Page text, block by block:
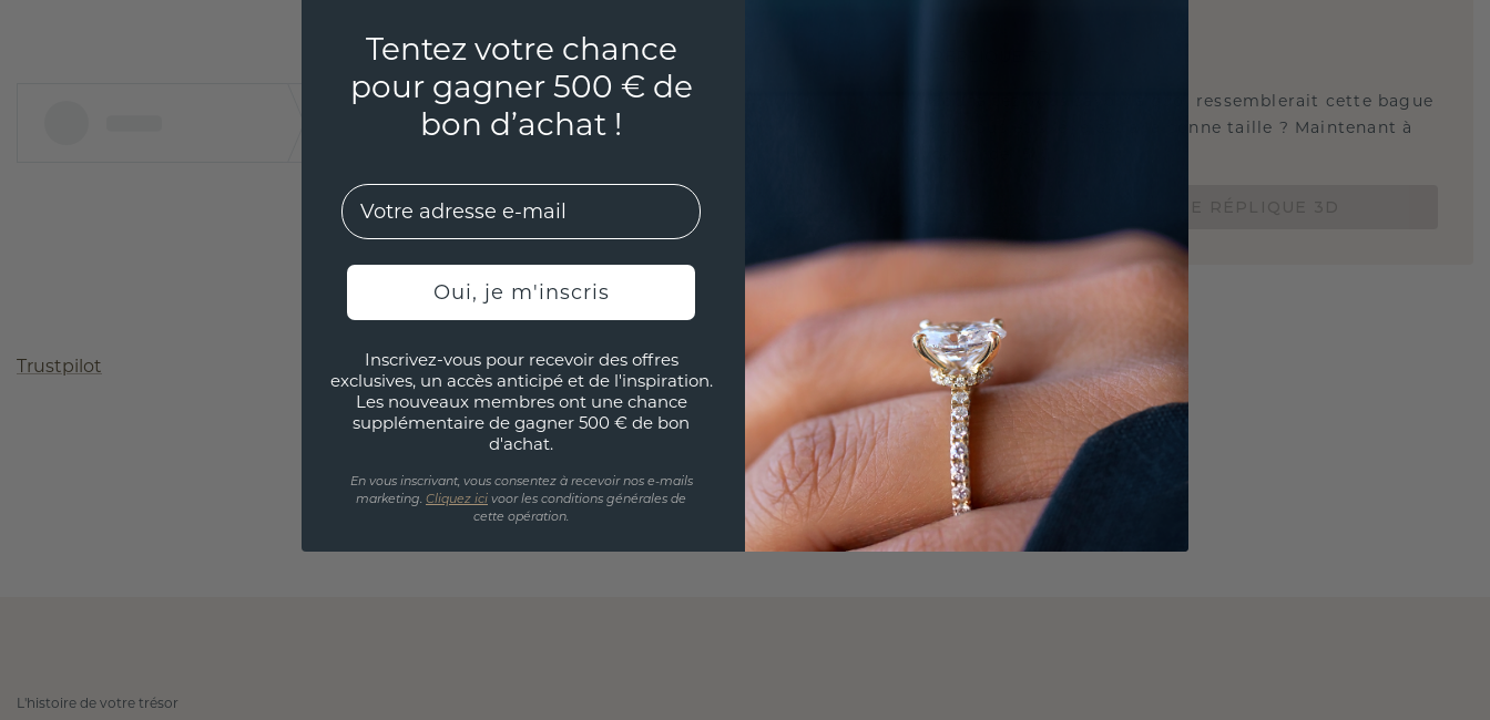
Souhaitez-vous savoir à quoi ressemblerait cette bague
sur vous et si elle est à la bonne taille ? Maintenant à
Trustpilot
L'histoire de votre trésor
Tentez votre chance
pour gagner 500 € de
bon d’achat !
EMail
Oui, je m'inscris
Inscrivez-vous pour recevoir des offres
exclusives, un accès anticipé et de l'inspiration.
Les nouveaux membres ont une chance
supplémentaire de gagner 500 € de bon
d'achat.
En vous inscrivant, vous consentez à recevoir nos e-mails
marketing. Cliquez ici voor les conditions générales de
cette opération.